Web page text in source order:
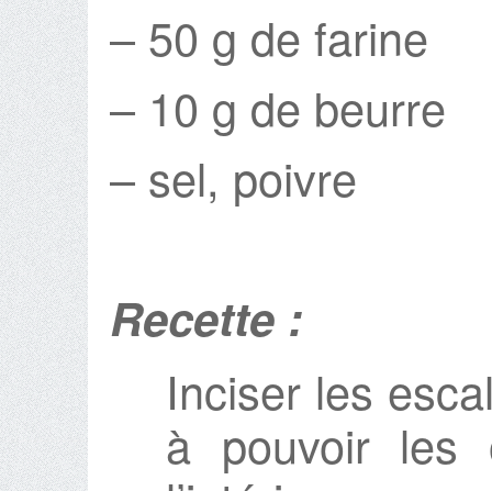
– 50 g de farine
– 10 g de beurre
– sel, poivre
Recette :
Inciser les
à pouvoir les